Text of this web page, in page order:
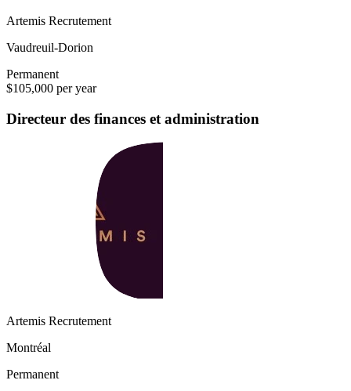
Artemis Recrutement
Vaudreuil-Dorion
Permanent
$105,000 per year
Directeur des finances et administration
Artemis Recrutement
Montréal
Permanent